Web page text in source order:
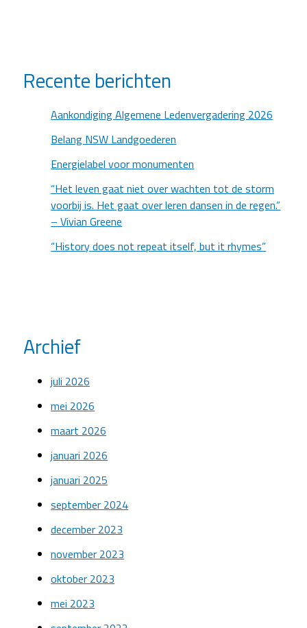
Recente berichten
Aankondiging Algemene Ledenvergadering 2026
Belang NSW Landgoederen
Energielabel voor monumenten
“Het leven gaat niet over wachten tot de storm
voorbij is. Het gaat over leren dansen in de regen.”
– Vivian Greene
“History does not repeat itself, but it rhymes”
Archief
juli 2026
mei 2026
maart 2026
januari 2026
januari 2025
september 2024
december 2023
november 2023
oktober 2023
mei 2023